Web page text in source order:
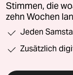
Stimmen, die
zehn Wochen
Jeden
Zusätzlich